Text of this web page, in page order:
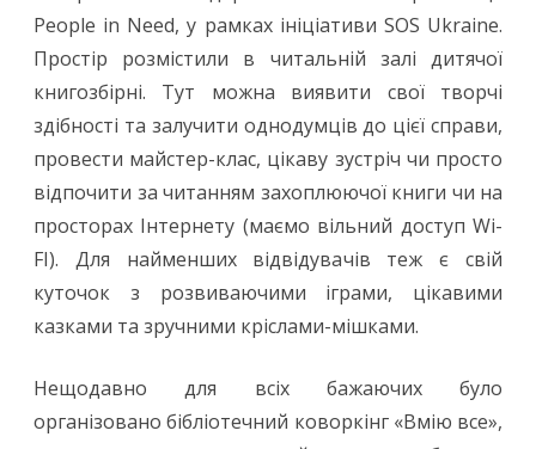
People in Need, у рамках ініціативи SOS Ukraine.
Простір розмістили в читальній залі дитячої
книгозбірні. Тут можна виявити свої творчі
здібності та залучити однодумців до цієї справи,
провести майстер-клас, цікаву зустріч чи просто
відпочити за читанням захоплюючої книги чи на
просторах Інтернету (маємо вільний доступ Wi-
FI). Для найменших відвідувачів теж є свій
куточок з розвиваючими іграми, цікавими
казками та зручними кріслами-мішками.
Нещодавно для всіх бажаючих було
організовано бібліотечний коворкінг «Вмію все»,